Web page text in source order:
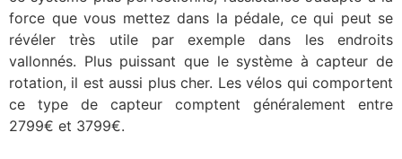
force que vous mettez dans la pédale, ce qui peut se
révéler très utile par exemple dans les endroits
vallonnés. Plus puissant que le système à capteur de
rotation, il est aussi plus cher. Les vélos qui comportent
ce type de capteur comptent généralement entre
2799€ et 3799€.